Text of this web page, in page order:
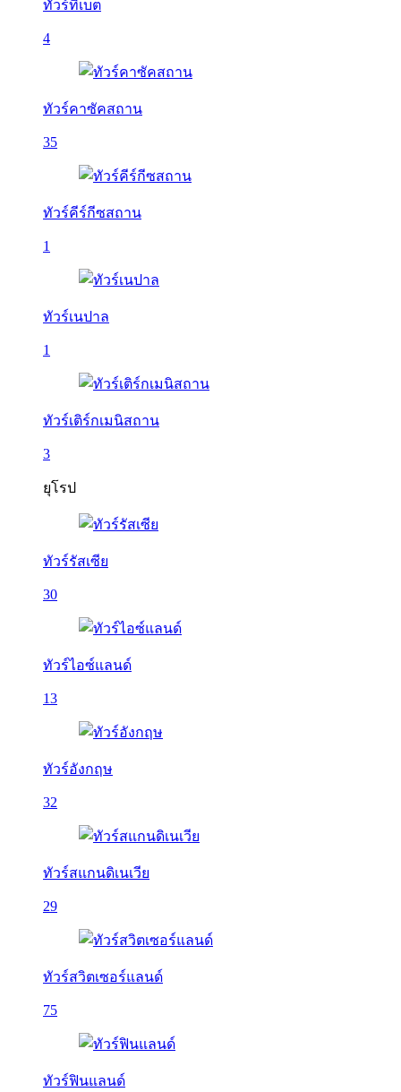
ทัวร์ทิเบต
4
ทัวร์คาซัคสถาน
35
ทัวร์คีร์กีซสถาน
1
ทัวร์เนปาล
1
ทัวร์เติร์กเมนิสถาน
3
ยุโรป
ทัวร์รัสเซีย
30
ทัวร์ไอซ์แลนด์
13
ทัวร์อังกฤษ
32
ทัวร์สแกนดิเนเวีย
29
ทัวร์สวิตเซอร์แลนด์
75
ทัวร์ฟินแลนด์